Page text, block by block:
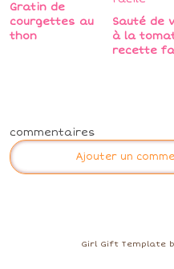
Gratin de
courgettes au
thon
Sauté de
à la
recette
commentaires
Ajouter un
Girl Gift Template